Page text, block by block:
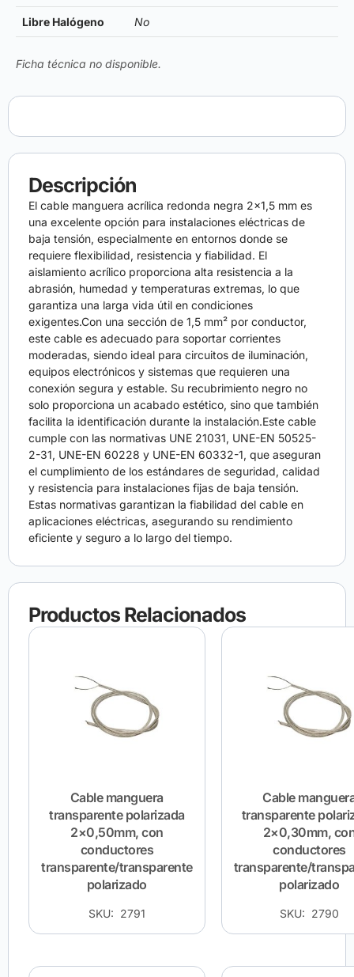
Libre Halógeno No
Ficha técnica no disponible.
Descripción
El cable manguera acrílica redonda negra 2×1,5 mm es
una excelente opción para instalaciones eléctricas de
baja tensión, especialmente en entornos donde se
requiere flexibilidad, resistencia y fiabilidad. El
aislamiento acrílico proporciona alta resistencia a la
abrasión, humedad y temperaturas extremas, lo que
garantiza una larga vida útil en condiciones
exigentes.Con una sección de 1,5 mm² por conductor,
este cable es adecuado para soportar corrientes
moderadas, siendo ideal para circuitos de iluminación,
equipos electrónicos y sistemas que requieren una
conexión segura y estable. Su recubrimiento negro no
solo proporciona un acabado estético, sino que también
facilita la identificación durante la instalación.Este cable
cumple con las normativas UNE 21031, UNE-EN 50525-
2-31, UNE-EN 60228 y UNE-EN 60332-1, que aseguran
el cumplimiento de los estándares de seguridad, calidad
y resistencia para instalaciones fijas de baja tensión.
Estas normativas garantizan la fiabilidad del cable en
aplicaciones eléctricas, asegurando su rendimiento
eficiente y seguro a lo largo del tiempo.
Productos Relacionados
Cable manguera
transparente polarizada
2×0,50mm, con
conductores
transparente/transparente
polarizado
SKU: 2791
Cable
transparente
2×0,30mm,
conductores
transparente/
polarizado
SKU: 2790